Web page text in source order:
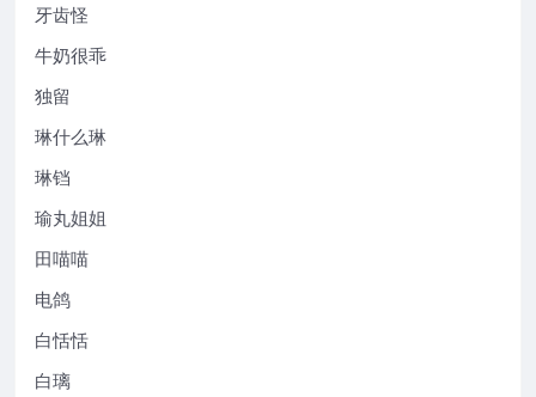
牙齿怪
牛奶很乖
独留
琳什么琳
琳铛
瑜丸姐姐
田喵喵
电鸽
白恬恬
白璃